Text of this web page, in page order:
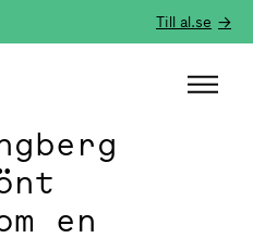
Till al.se
en